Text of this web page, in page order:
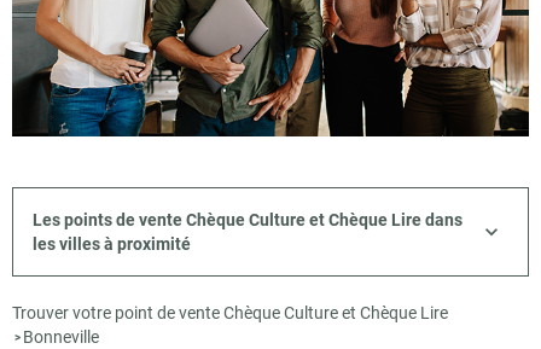
Les points de vente Chèque Culture et Chèque Lire dans
les villes à proximité
Trouver votre point de vente Chèque Culture et Chèque Lire
> Bonneville